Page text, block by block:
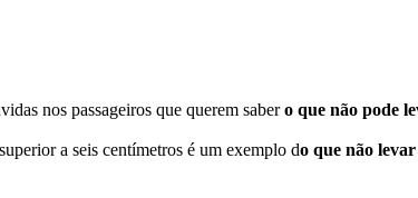
nos passageiros que querem sabero que não pode
a seis centímetros é um exemplo do que não